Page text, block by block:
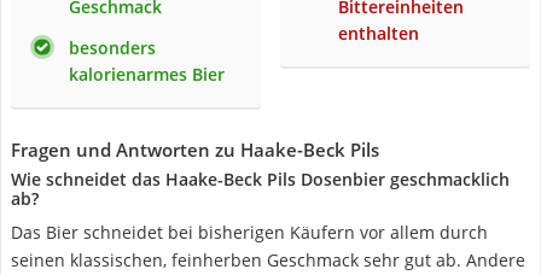
Geschmack
besonders
kalorienarmes Bier
Bittereinheiten
enthalten
Fragen und Antworten zu Haake-Beck Pils
Wie schneidet das Haake-Beck Pils Dosenbier geschmacklich
ab?
Das Bier schneidet bei bisherigen Käufern vor allem durch
seinen klassischen, feinherben Geschmack sehr gut ab. Andere